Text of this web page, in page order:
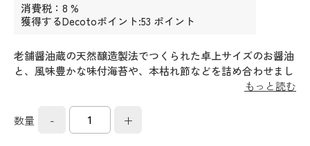
消費税：8 %
獲得するDecotoポイント:53 ポイント
老舗醤油蔵の天然醸造製法でつくられた卓上サイズのお醤油
と、風味豊かな味付海苔や、本枯れ節などを詰め合わせまし
た。老若男女どなたにも喜ばれる和食ギフトです。もっと読む
数量 - +